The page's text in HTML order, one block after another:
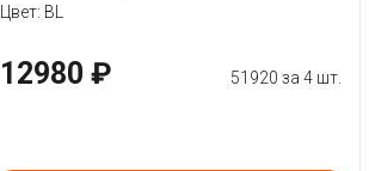
Цвет: BL
12980 ₽ 51920 за 4 шт.